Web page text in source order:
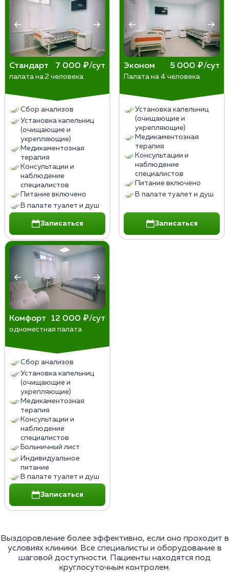
Стандарт 7 000 ₽/сут
палата на 2 человека
Сбор анализов
Установка капельниц
(очищающие и
укрепляющие)
Медикаментозная
терапия
Консультации и
наблюдение
специалистов
Питание включено
В палате туалет и душ
Записаться
Эконом 5 000 ₽/сут
Палата на 4 человека
Установка капельниц
(очищающие и
укрепляющие)
Медикаментозная
терапия
Консультации и
наблюдение
специалистов
Питание включено
В палате туалет и душ
Записаться
Комфорт 12 000 ₽/сут
одноместная палата
Сбор анализов
Установка капельниц
(очищающие и
укрепляющие)
Медикаментозная
терапия
Консультации и
наблюдение
специалистов
Больничный лист
Индивидуальное
питание
В палате туалет и душ
Записаться
Выздоровление более эффективно, если оно проходит в
условиях клиники. Все специалисты и оборудование в
шаговой доступности. Пациенты находятся под
круглосуточным контролем.